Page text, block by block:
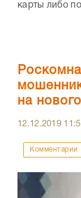
карты либо
на
12.12.2019
Комментарии